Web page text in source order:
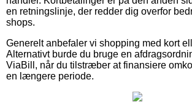
en retningslinje, der redder dig overfor
shops.
Generelt anbefaler vi shopping med kort
Alternativt burde du bruge en
ViaBill, når du tilstræber at finansiere
en længere periode.